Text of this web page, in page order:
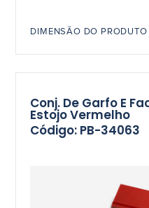
DIMENSÃO DO
Conj. De Garfo E
Estojo Vermelho
Código: PB-34063